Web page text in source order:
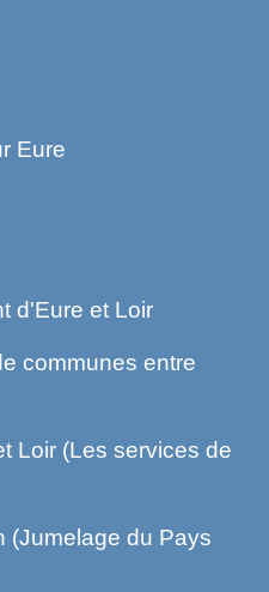
Eure
d'Eure et Loir
communes entre
Loir (Les services de
(Jumelage du Pays